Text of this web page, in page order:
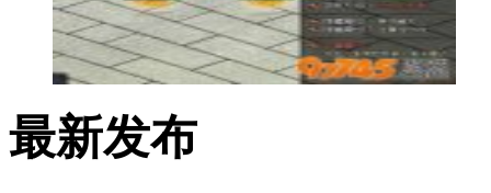
最新发布